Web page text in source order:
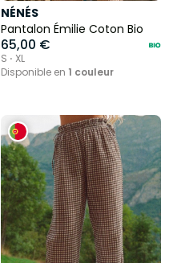
NÉNÉS
Pantalon Émilie Coton Bio
65,00 €
S ⋅ XL
Disponible en 1 couleur